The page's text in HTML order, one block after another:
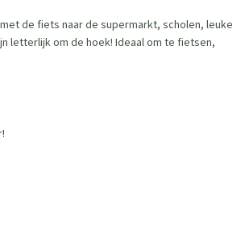
de fiets naar de supermarkt, scholen, leuke
letterlijk om de hoek! Ideaal om te fietsen,